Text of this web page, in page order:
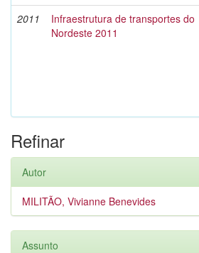
2011
Infraestrutura de transportes do
Nordeste 2011
Refinar
Autor
MILITÃO, Vivianne Benevides
Assunto